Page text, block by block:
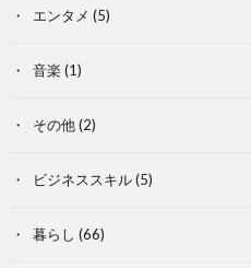
エンタメ (5)
音楽 (1)
その他(2)
ビジネススキル(5)
暮らし (66)